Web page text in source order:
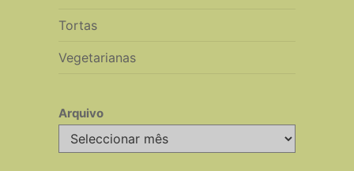
Tortas
Vegetarianas
Arquivo
Arquivo